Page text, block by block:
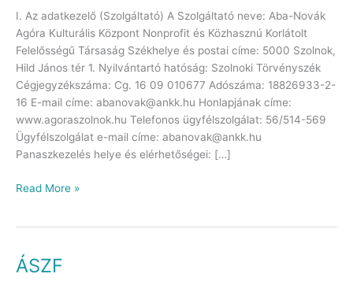
I. Az adatkezelő (Szolgáltató) A Szolgáltató neve: Aba-Novák
Agóra Kulturális Központ Nonprofit és Közhasznú Korlátolt
Felelősségű Társaság Székhelye és postai címe: 5000 Szolnok,
Hild János tér 1. Nyilvántartó hatóság: Szolnoki Törvényszék
Cégjegyzékszáma: Cg. 16 09 010677 Adószáma: 18826933-2-
16 E-mail címe: abanovak@ankk.hu Honlapjának címe:
www.agoraszolnok.hu Telefonos ügyfélszolgálat: 56/514-569
Ügyfélszolgálat e-mail címe: abanovak@ankk.hu
Panaszkezelés helye és elérhetőségei: […]
Read More »
ÁSZF
ÁSZF